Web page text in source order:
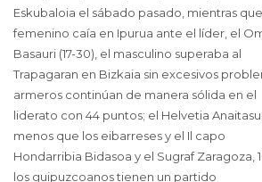
Eskubaloia el sábado pasado, mientras
femenino caía en Ipurua ante el líder, el
Basauri (17-30), el masculino superaba al
Trapagaran en Bizkaia sin excesivos
armeros continúan de manera sólida en el
liderato con 44 puntos; el Helvetia
menos que los eibarreses y el Il capo
Hondarribia Bidasoa y el Sugraf Zaragoza,
los guipuzcoanos tienen un partido